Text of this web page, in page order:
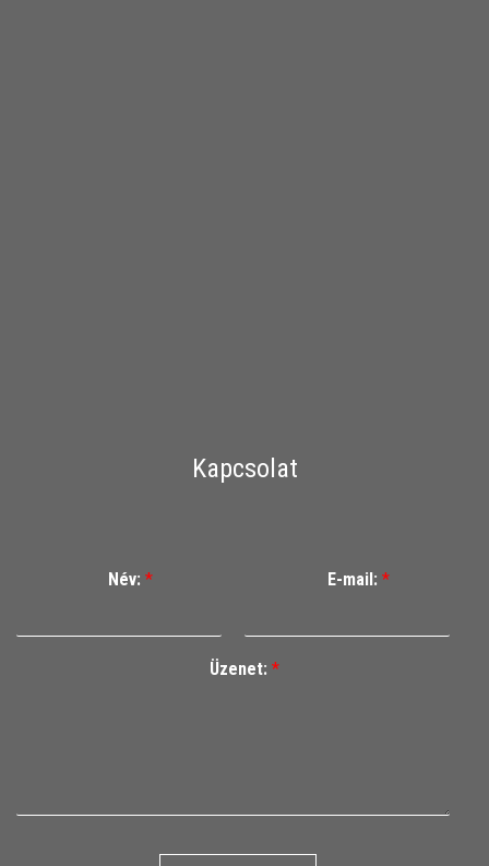
Kapcsolat
Név: * E-mail: *
Üzenet: *